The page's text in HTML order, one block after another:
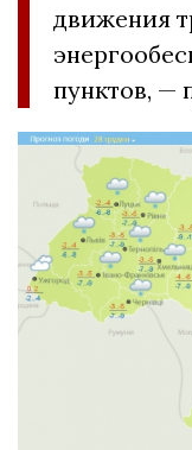
движения
пунктов, —